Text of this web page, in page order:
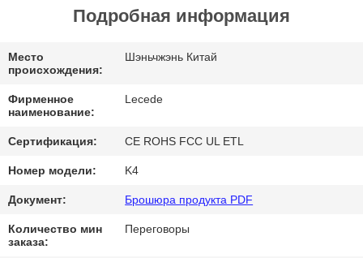
ПРОВЕРКА
СВЯЖИТЕСЬ
МЫ
НОВОСТИ
СЛУЧАИ
Подробная информация
Место
происхождения:
Шэньчжэнь Китай
Фирменное
наименование:
Lecede
Сертификация: CE ROHS FCC UL ETL
Номер модели: K4
Документ: Брошюра продукта PDF
Количество мин
заказа:
Переговоры